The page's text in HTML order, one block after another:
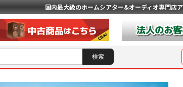
国内最大級のホームシアター&オーディオ専門店